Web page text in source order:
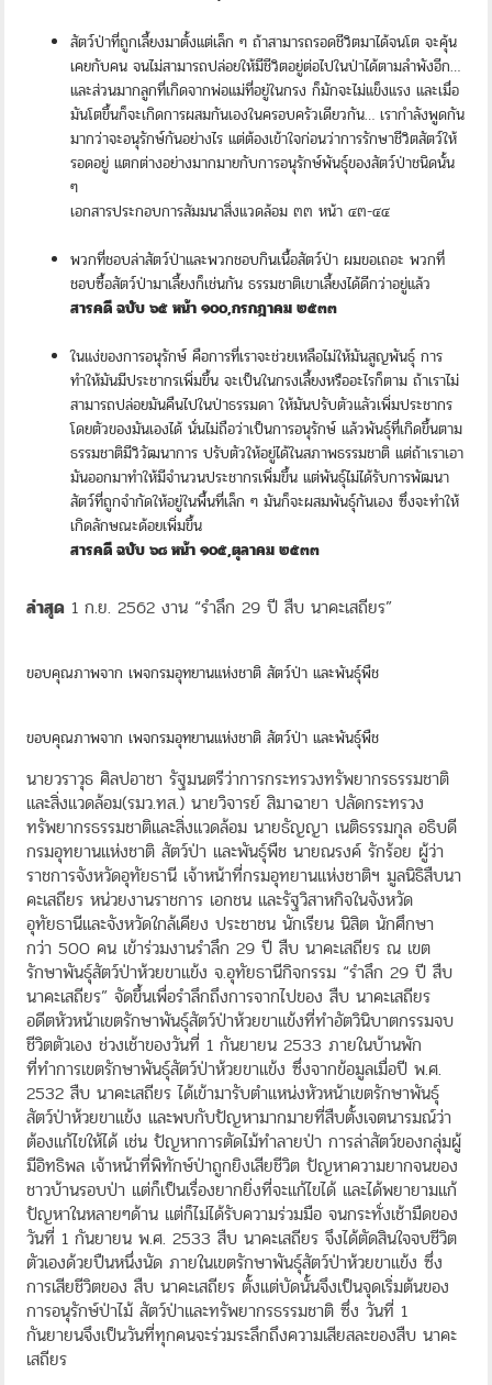
สัตว์ป่าที่ถูกเลี้ยงมาตั้งแต่เล็ก ๆ ถ้าสามารถรอดชีวิตมาได้จนโต จะคุ้น
เคยกับคน จนไม่สามารถปล่อยให้มีชีวิตอยู่ต่อไปในป่าได้ตามลำพังอีก…
และส่วนมากลูกที่เกิดจากพ่อแม่ที่อยู่ในกรง ก็มักจะไม่แข็งแรง และเมื่อ
มันโตขึ้นก็จะเกิดการผสมกันเองในครอบครัวเดียวกัน… เรากำลังพูดกัน
มากว่าจะอนุรักษ์กันอย่างไร แต่ต้องเข้าใจก่อนว่าการรักษาชีวิตสัตว์ให้
รอดอยู่ แตกต่างอย่างมากมายกับการอนุรักษ์พันธุ์ของสัตว์ป่าชนิดนั้น
ๆ
เอกสารประกอบการสัมมนาสิ่งแวดล้อม ๓๓ หน้า ๔๓-๔๔
พวกที่ชอบล่าสัตว์ป่าและพวกชอบกินเนื้อสัตว์ป่า ผมขอเถอะ พวกที่
ชอบซื้อสัตว์ป่ามาเลี้ยงก็เช่นกัน ธรรมชาติเขาเลี้ยงได้ดีกว่าอยู่แล้ว
สารคดี ฉบับ ๖๕ หน้า ๑๐๐,กรกฎาคม ๒๕๓๓
ในแง่ของการอนุรักษ์ คือการที่เราจะช่วยเหลือไม่ให้มันสูญพันธุ์ การ
ทำให้มันมีประชากรเพิ่มขึ้น จะเป็นในกรงเลี้ยงหรืออะไรก็ตาม ถ้าเราไม่
สามารถปล่อยมันคืนไปในป่าธรรมดา ให้มันปรับตัวแลัวเพิ่มประชากร
โดยตัวของมันเองได้ นั่นไม่ถือว่าเป็นการอนุรักษ์ แล้วพันธุ์ที่เกิดขึ้นตาม
ธรรมชาติมีวิวัฒนาการ ปรับตัวให้อยู่ได้ในสภาพธรรมชาติ แต่ถ้าเราเอา
มันออกมาทำให้มีจำนวนประชากรเพิ่มขึ้น แต่พันธุ์ไม่ได้รับการพัฒนา
สัตว์ที่ถูกจำกัดให้อยู่ในพื้นที่เล็ก ๆ มันก็จะผสมพันธุ์กันเอง ซึ่งจะทำให้
เกิดลักษณะด้อยเพิ่มขึ้น
สารคดี ฉบับ ๖๘ หน้า ๑๐๕,ตุลาคม ๒๕๓๓
ล่าสุด 1 ก.ย. 2562 งาน “รำลึก 29 ปี สืบ นาคะเสถียร”
ขอบคุณภาพจาก เพจกรมอุทยานแห่งชาติ สัตว์ป่า และพันธุ์พืช
ขอบคุณภาพจาก เพจกรมอุทยานแห่งชาติ สัตว์ป่า และพันธุ์พืช
นายวราวุธ ศิลปอาชา รัฐมนตรีว่าการกระทรวงทรัพยากรธรรมชาติ
และสิ่งแวดล้อม(รมว.ทส.) นายวิจารย์ สิมาฉายา ปลัดกระทรวง
ทรัพยากรธรรมชาติและสิ่งแวดล้อม นายธัญญา เนติธรรมกุล อธิบดี
กรมอุทยานแห่งชาติ สัตว์ป่า และพันธุ์พืช นายณรงค์ รักร้อย ผู้ว่า
ราชการจังหวัดอุทัยธานี เจ้าหน้าที่กรมอุทยานแห่งชาติฯ มูลนิธิสืบนา
คะเสถียร หน่วยงานราชการ เอกชน และรัฐวิสาหกิจในจังหวัด
อุทัยธานีและจังหวัดใกล้เคียง ประชาชน นักเรียน นิสิต นักศึกษา
กว่า 500 คน เข้าร่วมงานรำลึก 29 ปี สืบ นาคะเสถียร ณ เขต
รักษาพันธุ์สัตว์ป่าห้วยขาแข้ง จ.อุทัยธานีกิจกรรม “รำลึก 29 ปี สืบ
นาคะเสถียร” จัดขึ้นเพื่อรำลึกถึงการจากไปของ สืบ นาคะเสถียร
อดีตหัวหน้าเขตรักษาพันธุ์สัตว์ป่าห้วยขาแข้งที่ทำอัตวินิบาตกรรมจบ
ชีวิตตัวเอง ช่วงเช้าของวันที่ 1 กันยายน 2533 ภายในบ้านพัก
ที่ทำการเขตรักษาพันธุ์สัตว์ป่าห้วยขาแข้ง ซึ่งจากข้อมูลเมื่อปี พ.ศ.
2532 สืบ นาคะเสถียร ได้เข้ามารับตำแหน่งหัวหน้าเขตรักษาพันธุ์
สัตว์ป่าห้วยขาแข้ง และพบกับปัญหามากมายที่สืบตั้งเจตนารมณ์ว่า
ต้องแก้ไขให้ได้ เช่น ปัญหาการตัดไม้ทำลายป่า การล่าสัตว์ของกลุ่มผู้
มีอิทธิพล เจ้าหน้าที่พิทักษ์ป่าถูกยิงเสียชีวิต ปัญหาความยากจนของ
ชาวบ้านรอบป่า แต่ก็เป็นเรื่องยากยิ่งที่จะแก้ไขได้ และได้พยายามแก้
ปัญหาในหลายๆด้าน แต่ก็ไม่ได้รับความร่วมมือ จนกระทั่งเช้ามืดของ
วันที่ 1 กันยายน พ.ศ. 2533 สืบ นาคะเสถียร จึงได้ตัดสินใจจบชีวิต
ตัวเองด้วยปืนหนึ่งนัด ภายในเขตรักษาพันธุ์สัตว์ป่าห้วยขาแข้ง ซึ่ง
การเสียชีวิตของ สืบ นาคะเสถียร ตั้งแต่บัดนั้นจึงเป็นจุดเริ่มต้นของ
การอนุรักษ์ป่าไม้ สัตว์ป่าและทรัพยากรธรรมชาติ ซึ่ง วันที่ 1
กันยายนจึงเป็นวันที่ทุกคนจะร่วมระลึกถึงความเสียสละของสืบ นาคะ
เสถียร